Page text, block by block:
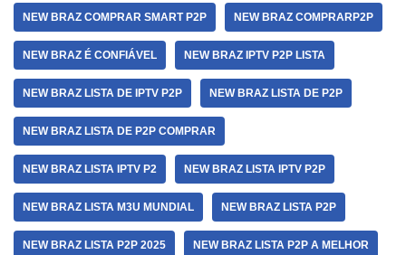
NEW BRAZ COMPRAR SMART P2P NEW BRAZ COMPRARP2P
NEW BRAZ É CONFIÁVEL NEW BRAZ IPTV P2P LISTA
NEW BRAZ LISTA DE IPTV P2P NEW BRAZ LISTA DE P2P
NEW BRAZ LISTA DE P2P COMPRAR
NEW BRAZ LISTA IPTV P2 NEW BRAZ LISTA IPTV P2P
NEW BRAZ LISTA M3U MUNDIAL NEW BRAZ LISTA P2P
NEW BRAZ LISTA P2P 2025 NEW BRAZ LISTA P2P A MELHOR